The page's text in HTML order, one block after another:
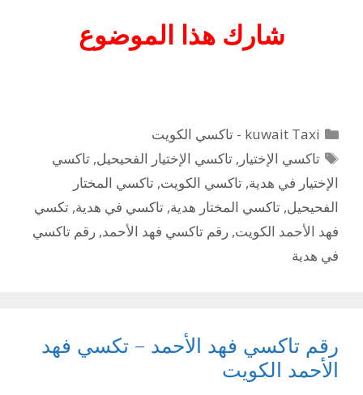
شارك هذا الموضوع
التصنيفات
kuwait Taxi - تاكسي الكويت
الوسوم
تاكسي الإختيار ,تاكسي الإختيار الفحيحيل,تاكسي
الإختيار في هدية, تاكسي الكويت, تاكسي المختار
الفحيحيل, تاكسي المختار هدية, تاكسي في هدية, تكسي
فهد الأحمد الكويت, رقم تاكسي فهد الأحمد, رقم تاكسي
في هدية
رقم تاكسي فهد الأحمد – تكسي فهد
الأحمد الكويت